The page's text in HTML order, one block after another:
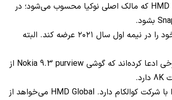
که می‌تواند طرفداران نوکیا را ناامید کند مربوط به عدم ارائه تاریخ دقیق عرضه توسط نوکیا است. بنابر شایعه‌هایی که منتشر شده، شرکت فنلاندی HMD GLOBAL که مالک اصلی نوکیا محسوب می‌شود؛ در
طبق توییتی که در انجمن نوکیا منتشر شد، گوشی Nokia 9.3 pureview قرار نیست در ماه نوامبر عرضه شود و در عوض شرکت تصمیم گرفته پرچمدار آتی خود را در نیمه اول سال ۲۰۲۱ عرضه کند. البته
در رابطه با مشخصات سخت‌افزاری این گوشی، هنوز اطلاعات چندانی در دسترس علاقمندان و خبرنگاران قرار نگرفته است. در اخبار که پیش‌تر منتشر شد؛ برخی ادعا کرده‌اند که گوشی Nokia 9.3 purview از
اکنون همه‌ی نگاه‌ها به سوی مالک نوکیا، یعنی شرکت HMD Global است. اخیرا احتمالات جدیدی به گوش می‌رسد؛ به نظر می‌آید این شرکت قصد همکاری را با شرکت کوالکام دارد. HMD Global می‌خواهد از